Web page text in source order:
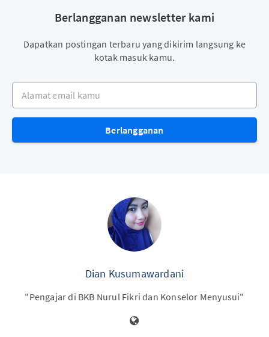
Berlangganan newsletter kami
Dapatkan postingan terbaru yang dikirim langsung ke
kotak masuk kamu.
Alamat email kamu
Berlangganan
Dian Kusumawardani
"Pengajar di BKB Nurul Fikri dan Konselor Menyusui"